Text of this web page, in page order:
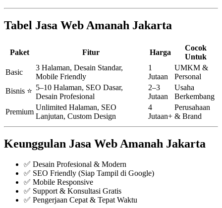
Tabel Jasa Web Amanah Jakarta
Paket Fitur Harga
Cocok
Untuk
Basic
3 Halaman, Desain Standar,
Mobile Friendly
1
Jutaan
UMKM &
Personal
Bisnis ⭐ 5–10 Halaman, SEO Dasar,
Desain Profesional
2–3
Jutaan
Usaha
Berkembang
Premium
Unlimited Halaman, SEO
Lanjutan, Custom Design
4
Jutaan+
Perusahaan
& Brand
Keunggulan Jasa Web Amanah Jakarta
✅ Desain Profesional & Modern
✅ SEO Friendly (Siap Tampil di Google)
✅ Mobile Responsive
✅ Support & Konsultasi Gratis
✅ Pengerjaan Cepat & Tepat Waktu